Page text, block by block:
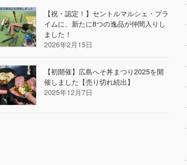
【祝・認定！】セントルマルシェ・プラ
イムに、新たに8つの逸品が仲間入りし
ました！
2026年2月15日
【初開催】広島へそ丼まつり2025を開
催しました【売り切れ続出】
2025年12月7日